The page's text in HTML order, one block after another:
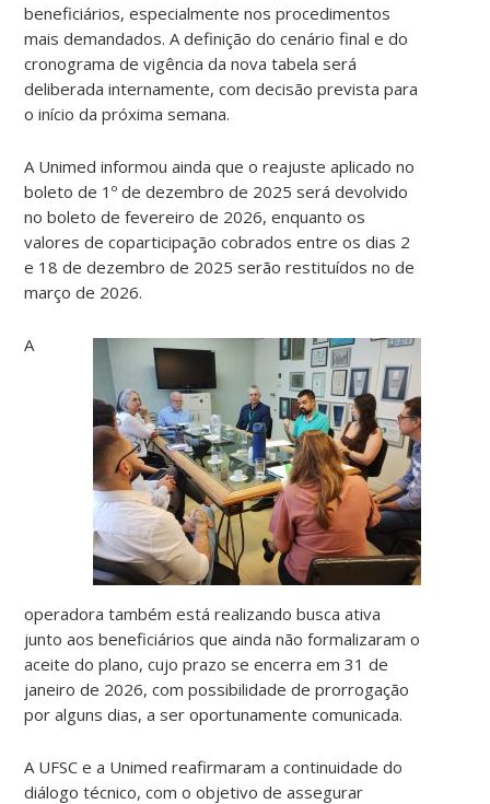
beneficiários, especialmente nos procedimentos
mais demandados. A definição do cenário final e do
cronograma de vigência da nova tabela será
deliberada internamente, com decisão prevista para
o início da próxima semana.
A Unimed informou ainda que o reajuste aplicado no
boleto de 1º de dezembro de 2025 será devolvido
no boleto de fevereiro de 2026, enquanto os
valores de coparticipação cobrados entre os dias 2
e 18 de dezembro de 2025 serão restituídos no de
março de 2026.
A
operadora também está realizando busca ativa
junto aos beneficiários que ainda não formalizaram o
aceite do plano, cujo prazo se encerra em 31 de
janeiro de 2026, com possibilidade de prorrogação
por alguns dias, a ser oportunamente comunicada.
A UFSC e a Unimed reafirmaram a continuidade do
diálogo técnico, com o objetivo de assegurar